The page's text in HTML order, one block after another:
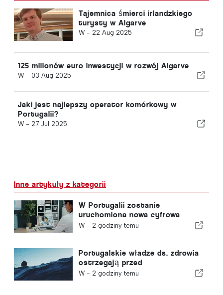
Tajemnica śmierci irlandzkiego
turysty w Algarve
W - 22 Aug 2025
125 milionów euro inwestycji w rozwój Algarve
W - 03 Aug 2025
Jaki jest najlepszy operator komórkowy w
Portugalii?
W - 27 Jul 2025
Inne artykuły z kategorii
W Portugalii zostanie
uruchomiona nowa cyfrowa
platforma opieki zdrowotnej
W - 2 godziny temu
Portugalskie władze ds. zdrowia
ostrzegają przed
niebezpieczeństwem utonięcia
W - 2 godziny temu